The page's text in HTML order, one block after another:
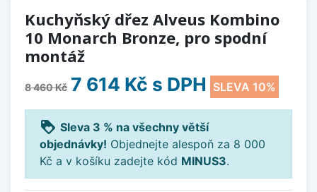
Kuchyňský dřez Alveus Kombino
10 Monarch Bronze, pro spodní
montáž
8 460 Kč 7 614 Kč s DPH SLEVA 10%
loyalty Sleva 3 % na všechny větší
objednávky! Objednejte alespoň za 8 000
Kč a v košíku zadejte kód MINUS3.